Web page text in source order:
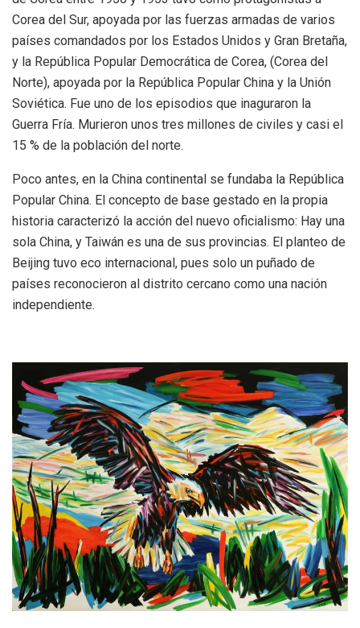
Corea del Sur, apoyada por las fuerzas armadas de varios
países comandados por los Estados Unidos y Gran Bretaña,
y la República Popular Democrática de Corea, (Corea del
Norte), apoyada por la República Popular China y la Unión
Soviética. Fue uno de los episodios que inaguraron la
Guerra Fría. Murieron unos tres millones de civiles y casi el
15 % de la población del norte.
Poco antes, en la China continental se fundaba la República
Popular China. El concepto de base gestado en la propia
historia caracterizó la acción del nuevo oficialismo: Hay una
sola China, y Taiwán es una de sus provincias. El planteo de
Beijing tuvo eco internacional, pues solo un puñado de
países reconocieron al distrito cercano como una nación
independiente.